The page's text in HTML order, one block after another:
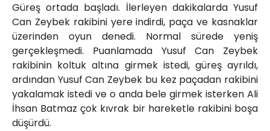
Güreş ortada başladı. İlerleyen dakikalarda Yusuf
Can Zeybek rakibini yere indirdi, paça ve kasnaklar
üzerinden oyun denedi. Normal sürede yeniş
gerçekleşmedi. Puanlamada Yusuf Can Zeybek
rakibinin koltuk altına girmek istedi, güreş ayrıldı,
ardından Yusuf Can Zeybek bu kez paçadan rakibini
yakalamak istedi ve o anda bele girmek isterken Ali
İhsan Batmaz çok kıvrak bir hareketle rakibini boşa
düşürdü.